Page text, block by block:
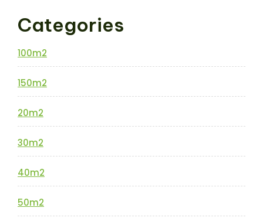
Categories
100m2
150m2
20m2
30m2
40m2
50m2